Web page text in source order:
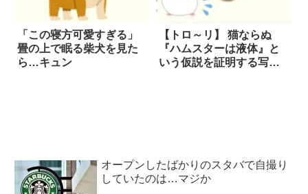
「この寝方可愛すぎる」
畳の上で眠る柴犬を見た
ら…キュン
【トロ～リ】 猫ならぬ
『ハムスターは液体』と
いう仮説を証明する写真
オープンしたばかりのスタバで自撮り
していたのは…マジか